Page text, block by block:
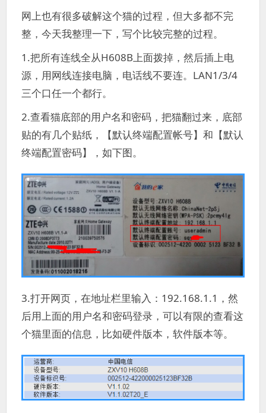
网上也有很多破解这个猫的过程，但大多都不完
整，今天我整理一下，写个比较完整的过程。
1.把所有连线全从H608B上面拨掉，然后插上电
源，用网线连接电脑，电话线不要连。LAN1/3/4
三个口任一个都行。
2.查看猫底部的用户名和密码，把猫翻过来，底部
贴的有几个贴纸，【默认终端配置帐号】和【默认
终端配置密码】，如下图。
3.打开网页，在地址栏里输入：192.168.1.1，然
后用上面的用户名和密码登录，可以有限的查看这
个猫里面的信息，比如硬件版本，软件版本等。